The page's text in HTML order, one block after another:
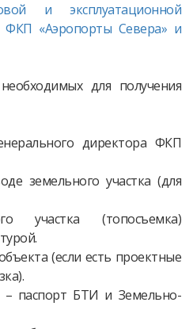
и эксплуатационной
ФКП «Аэропорты Севера» и
для получения
директора ФКП
земельного участка (для
участка (топосъемка)
(если есть проектные
– паспорт БТИ и Земельно-